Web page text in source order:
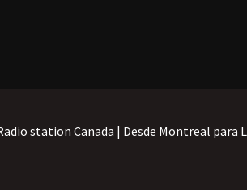
station Canada | Desde Montreal para